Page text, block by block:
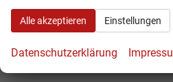
digitales Cockpit und zahlreiche
Funktionen wie
Komfort im Alltag.
Alle akzeptieren Einstellungen
Datenschutzerklärung